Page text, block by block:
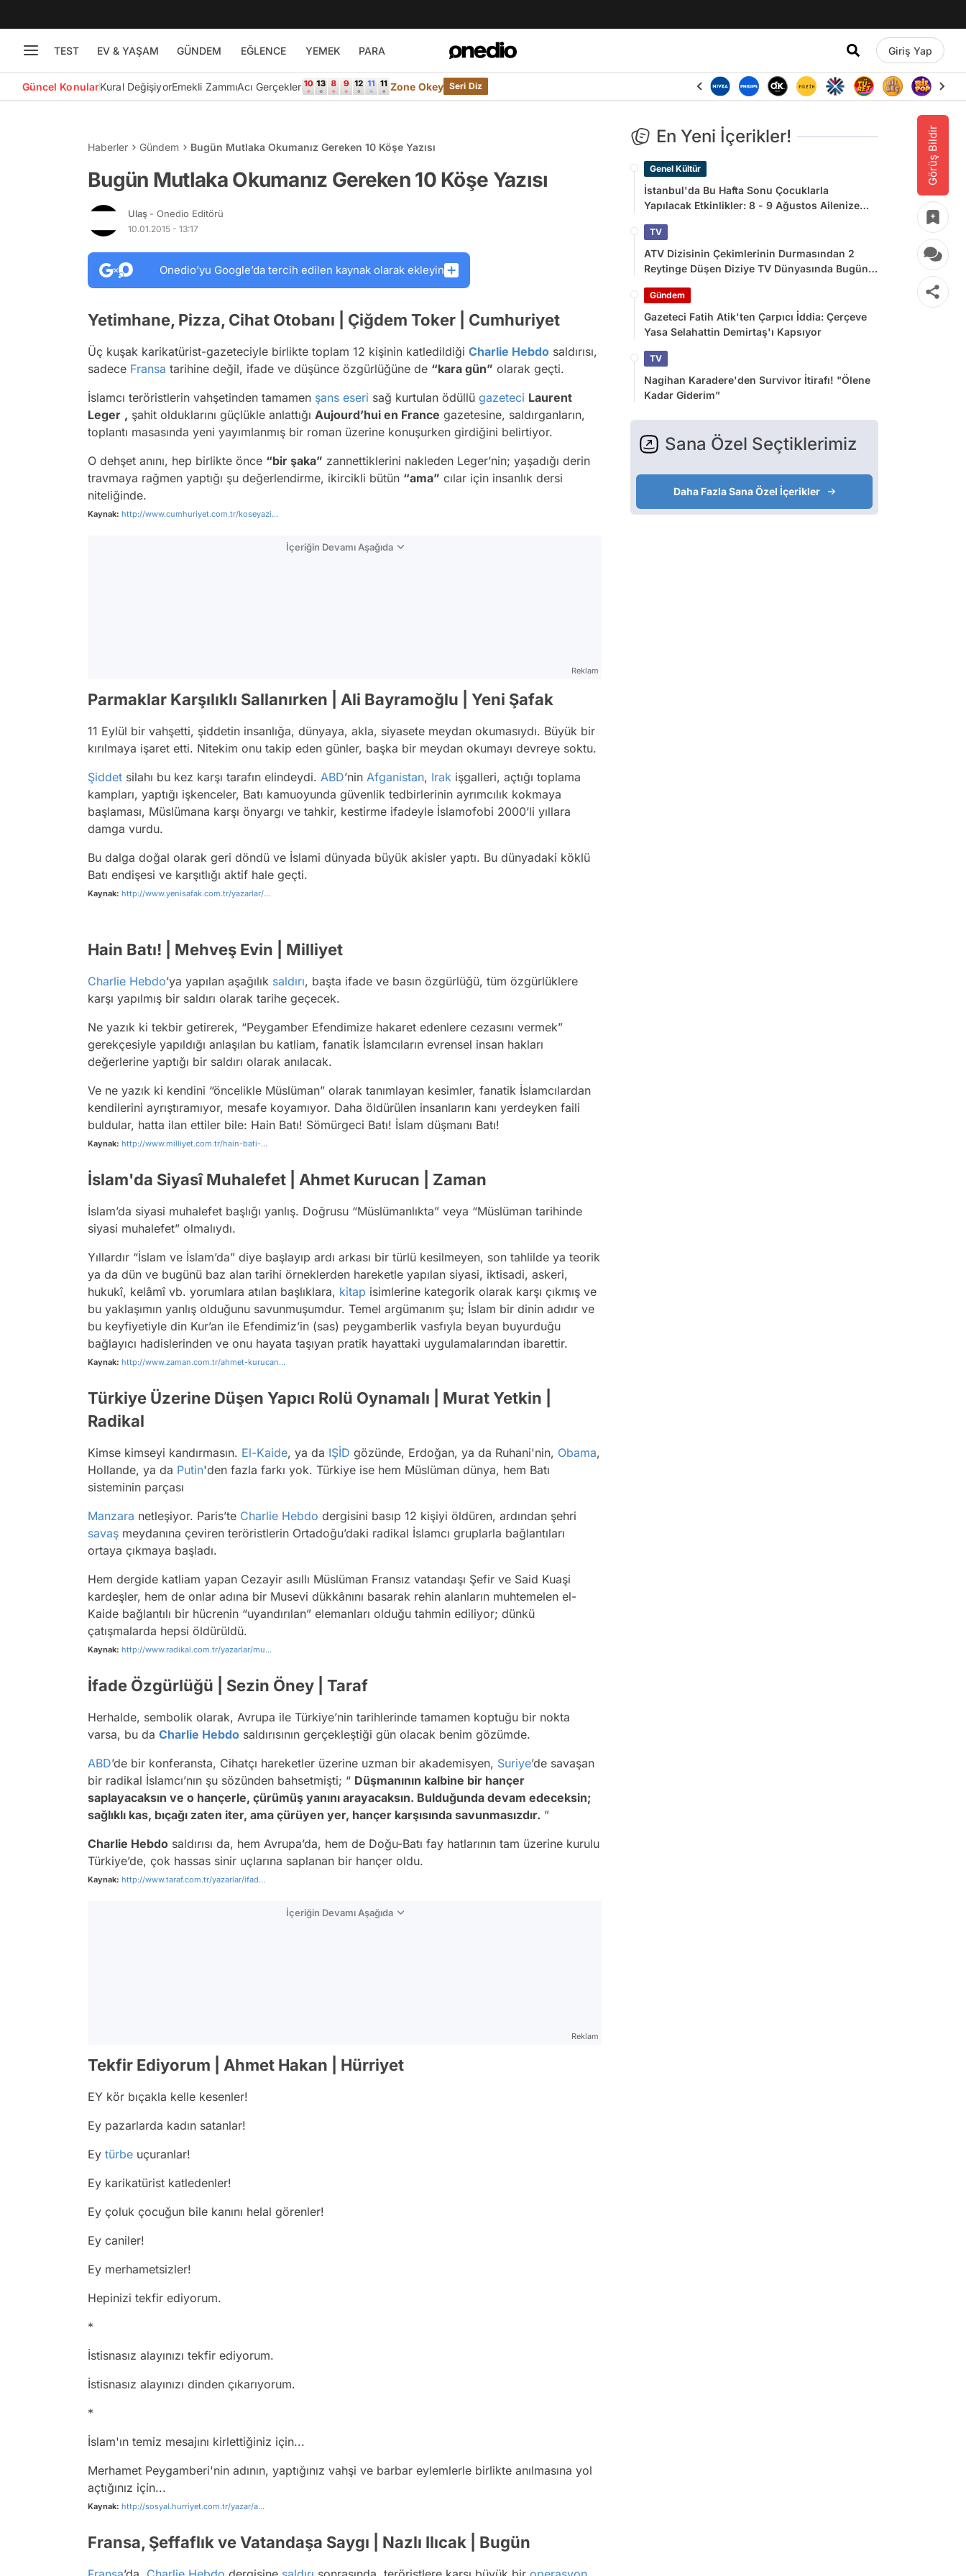
TEST EV & YAŞAM GÜNDEM EĞLENCE YEMEK PARA Giriş Yap
Güncel KonularKural DeğişiyorEmekli ZammıAcı Gerçekler Zone Okey Seri Diz
Görüş Bildir
Haberler Gündem Bugün Mutlaka Okumanız Gereken 10 Köşe Yazısı
Bugün Mutlaka Okumanız Gereken 10 Köşe Yazısı
Ulaş - Onedio Editörü
10.01.2015 - 13:17
Onedio’yu Google’da tercih edilen kaynak olarak ekleyin
Yetimhane, Pizza, Cihat Otobanı | Çiğdem Toker | Cumhuriyet
Üç kuşak karikatürist-gazeteciyle birlikte toplam 12 kişinin katledildiği Charlie Hebdo saldırısı,
sadece Fransa tarihine değil, ifade ve düşünce özgürlüğüne de “kara gün” olarak geçti.
İslamcı teröristlerin vahşetinden tamamen şans eseri sağ kurtulan ödüllü gazeteci Laurent
Leger , şahit olduklarını güçlükle anlattığı Aujourd’hui en France gazetesine, saldırganların,
toplantı masasında yeni yayımlanmış bir roman üzerine konuşurken girdiğini belirtiyor.
O dehşet anını, hep birlikte önce “bir şaka” zannettiklerini nakleden Leger’nin; yaşadığı derin
travmaya rağmen yaptığı şu değerlendirme, ikircikli bütün “ama” cılar için insanlık dersi
niteliğinde.
Kaynak: http://www.cumhuriyet.com.tr/koseyazi...
İçeriğin Devamı Aşağıda
Reklam
Parmaklar Karşılıklı Sallanırken | Ali Bayramoğlu | Yeni Şafak
11 Eylül bir vahşetti, şiddetin insanlığa, dünyaya, akla, siyasete meydan okumasıydı. Büyük bir
kırılmaya işaret etti. Nitekim onu takip eden günler, başka bir meydan okumayı devreye soktu.
Şiddet silahı bu kez karşı tarafın elindeydi. ABD’nin Afganistan, Irak işgalleri, açtığı toplama
kampları, yaptığı işkenceler, Batı kamuoyunda güvenlik tedbirlerinin ayrımcılık kokmaya
başlaması, Müslümana karşı önyargı ve tahkir, kestirme ifadeyle İslamofobi 2000’li yıllara
damga vurdu.
Bu dalga doğal olarak geri döndü ve İslami dünyada büyük akisler yaptı. Bu dünyadaki köklü
Batı endişesi ve karşıtlığı aktif hale geçti.
Kaynak: http://www.yenisafak.com.tr/yazarlar/...
Hain Batı! | Mehveş Evin | Milliyet
Charlie Hebdo’ya yapılan aşağılık saldırı, başta ifade ve basın özgürlüğü, tüm özgürlüklere
karşı yapılmış bir saldırı olarak tarihe geçecek.
Ne yazık ki tekbir getirerek, “Peygamber Efendimize hakaret edenlere cezasını vermek”
gerekçesiyle yapıldığı anlaşılan bu katliam, fanatik İslamcıların evrensel insan hakları
değerlerine yaptığı bir saldırı olarak anılacak.
Ve ne yazık ki kendini “öncelikle Müslüman” olarak tanımlayan kesimler, fanatik İslamcılardan
kendilerini ayrıştıramıyor, mesafe koyamıyor. Daha öldürülen insanların kanı yerdeyken faili
buldular, hatta ilan ettiler bile: Hain Batı! Sömürgeci Batı! İslam düşmanı Batı!
Kaynak: http://www.milliyet.com.tr/hain-bati-...
İslam'da Siyasî Muhalefet | Ahmet Kurucan | Zaman
İslam’da siyasi muhalefet başlığı yanlış. Doğrusu “Müslümanlıkta” veya “Müslüman tarihinde
siyasi muhalefet” olmalıydı.
Yıllardır “İslam ve İslam’da” diye başlayıp ardı arkası bir türlü kesilmeyen, son tahlilde ya teorik
ya da dün ve bugünü baz alan tarihi örneklerden hareketle yapılan siyasi, iktisadi, askeri,
hukukî, kelâmî vb. yorumlara atılan başlıklara, kitap isimlerine kategorik olarak karşı çıkmış ve
bu yaklaşımın yanlış olduğunu savunmuşumdur. Temel argümanım şu; İslam bir dinin adıdır ve
bu keyfiyetiyle din Kur’an ile Efendimiz’in (sas) peygamberlik vasfıyla beyan buyurduğu
bağlayıcı hadislerinden ve onu hayata taşıyan pratik hayattaki uygulamalarından ibarettir.
Kaynak: http://www.zaman.com.tr/ahmet-kurucan...
Türkiye Üzerine Düşen Yapıcı Rolü Oynamalı | Murat Yetkin |
Radikal
Kimse kimseyi kandırmasın. El-Kaide, ya da IŞİD gözünde, Erdoğan, ya da Ruhani'nin, Obama,
Hollande, ya da Putin'den fazla farkı yok. Türkiye ise hem Müslüman dünya, hem Batı
sisteminin parçası
Manzara netleşiyor. Paris’te Charlie Hebdo dergisini basıp 12 kişiyi öldüren, ardından şehri
savaş meydanına çeviren teröristlerin Ortadoğu’daki radikal İslamcı gruplarla bağlantıları
ortaya çıkmaya başladı.
Hem dergide katliam yapan Cezayir asıllı Müslüman Fransız vatandaşı Şefir ve Said Kuaşi
kardeşler, hem de onlar adına bir Musevi dükkânını basarak rehin alanların muhtemelen el-
Kaide bağlantılı bir hücrenin “uyandırılan” elemanları olduğu tahmin ediliyor; dünkü
çatışmalarda hepsi öldürüldü.
Kaynak: http://www.radikal.com.tr/yazarlar/mu...
İfade Özgürlüğü | Sezin Öney | Taraf
Herhalde, sembolik olarak, Avrupa ile Türkiye’nin tarihlerinde tamamen koptuğu bir nokta
varsa, bu da Charlie Hebdo saldırısının gerçekleştiği gün olacak benim gözümde.
ABD’de bir konferansta, Cihatçı hareketler üzerine uzman bir akademisyen, Suriye’de savaşan
bir radikal İslamcı’nın şu sözünden bahsetmişti; “ Düşmanının kalbine bir hançer
saplayacaksın ve o hançerle, çürümüş yanını arayacaksın. Bulduğunda devam edeceksin;
sağlıklı kas, bıçağı zaten iter, ama çürüyen yer, hançer karşısında savunmasızdır. ”
Charlie Hebdo saldırısı da, hem Avrupa’da, hem de Doğu-Batı fay hatlarının tam üzerine kurulu
Türkiye’de, çok hassas sinir uçlarına saplanan bir hançer oldu.
Kaynak: http://www.taraf.com.tr/yazarlar/ifad...
İçeriğin Devamı Aşağıda
Reklam
Tekfir Ediyorum | Ahmet Hakan | Hürriyet
EY kör bıçakla kelle kesenler!
Ey pazarlarda kadın satanlar!
Ey türbe uçuranlar!
Ey karikatürist katledenler!
Ey çoluk çocuğun bile kanını helal görenler!
Ey caniler!
Ey merhametsizler!
Hepinizi tekfir ediyorum.
*
İstisnasız alayınızı tekfir ediyorum.
İstisnasız alayınızı dinden çıkarıyorum.
*
İslam'ın temiz mesajını kirlettiğiniz için...
Merhamet Peygamberi'nin adının, yaptığınız vahşi ve barbar eylemlerle birlikte anılmasına yol
açtığınız için...
Kaynak: http://sosyal.hurriyet.com.tr/yazar/a...
Fransa, Şeffaflık ve Vatandaşa Saygı | Nazlı Ilıcak | Bugün
En Yeni İçerikler!
Genel Kültür
İstanbul'da Bu Hafta Sonu Çocuklarla
Yapılacak Etkinlikler: 8 - 9 Ağustos Ailenize
TV
ATV Dizisinin Çekimlerinin Durmasından 2
Reytinge Düşen Diziye TV Dünyasında Bugün
Gündem
Gazeteci Fatih Atik'ten Çarpıcı İddia: Çerçeve
Yasa Selahattin Demirtaş'ı Kapsıyor
TV
Nagihan Karadere'den Survivor İtirafı! "Ölene
Kadar Giderim"
Sana Özel Seçtiklerimiz
Daha Fazla Sana Özel İçerikler